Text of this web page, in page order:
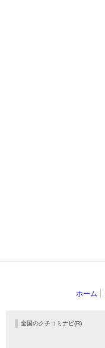
ホーム
全国のクチコミナビ(R)